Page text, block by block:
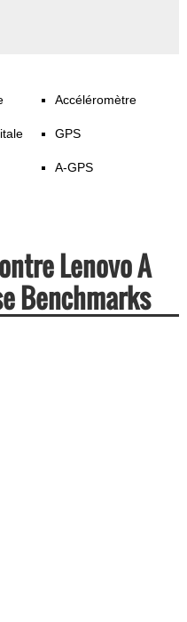
Accéléromètre
GPS
A-GPS
Lenovo A
Benchmarks